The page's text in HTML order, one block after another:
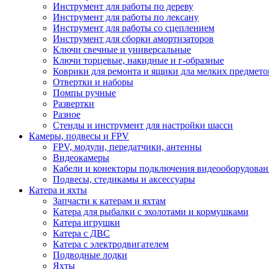
Инструмент для работы по дереву
Инструмент для работы по лексану
Инструмент для работы со сцеплением
Инструмент для сборки амортизаторов
Ключи свечные и универсальные
Ключи торцевые, накидные и г-образные
Коврики для ремонта и ящики дла мелких
Отвертки и наборы
Помпы ручные
Развертки
Разное
Стенды и инструмент для настройки шасси
Камеры, подвесы и FPV
FPV, модули, передатчики, антенны
Видеокамеры
Кабели и конекторы подключения
Подвесы, стедикамы и аксессуары
Катера и яхты
Запчасти к катерам и яхтам
Катера для рыбалки с эхолотами и кормушками
Катера игрушки
Катера с ДВС
Катера с электродвигателем
Подводные лодки
Яхты